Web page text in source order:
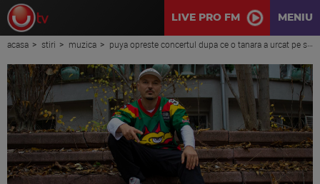
LIVE PRO FM MENIU
acasa stiri muzica puya opreste concertul dupa ce o tanara a urcat pe scena